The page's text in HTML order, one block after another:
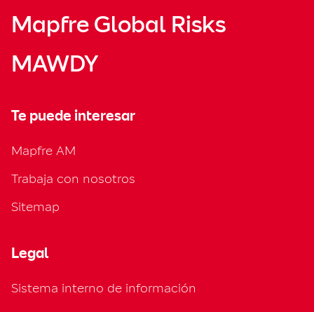
Mapfre Global Risks
MAWDY
Te puede interesar
Mapfre AM
Trabaja con nosotros
Sitemap
Legal
Sistema interno de información